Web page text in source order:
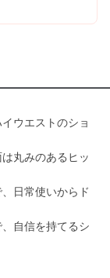
ウエストのショ
丸みのあるヒッ
日常使いからド
自信を持てるシ